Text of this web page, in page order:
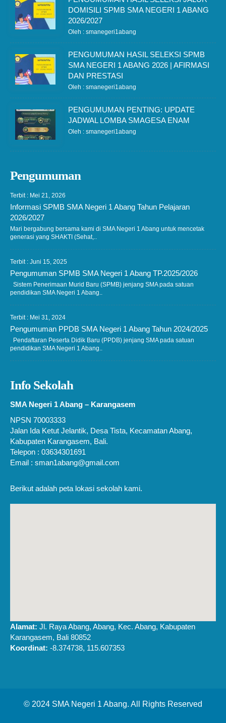
DOMISILI SPMB SMA NEGERI 1 ABANG
2026/2027
Oleh : smanegeri1abang
PENGUMUMAN HASIL SELEKSI SPMB
SMA NEGERI 1 ABANG 2026 | AFIRMASI
DAN PRESTASI
Oleh : smanegeri1abang
PENGUMUMAN PENTING: UPDATE
JADWAL LOMBA SMAGESA ENAM
Oleh : smanegeri1abang
Pengumuman
Terbit : Mei 21, 2026
Informasi SPMB SMA Negeri 1 Abang Tahun Pelajaran
2026/2027
Mari bergabung bersama kami di SMA Negeri 1 Abang untuk mencetak
generasi yang SHAKTI (Sehat,..
Terbit : Juni 15, 2025
Pengumuman SPMB SMA Negeri 1 Abang TP.2025/2026
Sistem Penerimaan Murid Baru (SPMB) jenjang SMA pada satuan
pendidikan SMA Negeri 1 Abang..
Terbit : Mei 31, 2024
Pengumuman PPDB SMA Negeri 1 Abang Tahun 2024/2025
Pendaftaran Peserta Didik Baru (PPDB) jenjang SMA pada satuan
pendidikan SMA Negeri 1 Abang..
Info Sekolah
SMA Negeri 1 Abang – Karangasem
NPSN 70003333
Jalan Ida Ketut Jelantik, Desa Tista, Kecamatan Abang,
Kabupaten Karangasem, Bali.
Telepon : 03634301691
Email : sman1abang@gmail.com
Berikut adalah peta lokasi sekolah kami.
Alamat: Jl. Raya Abang, Abang, Kec. Abang, Kabupaten
Karangasem, Bali 80852
Koordinat: -8.374738, 115.607353
© 2024 SMA Negeri 1 Abang. All Rights Reserved